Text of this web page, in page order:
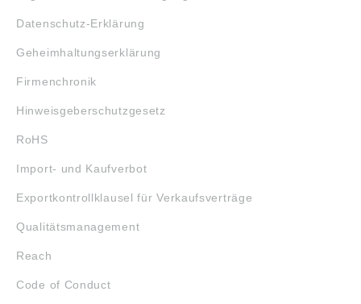
Datenschutz-Erklärung
Geheimhaltungserklärung
Firmenchronik
Hinweisgeberschutzgesetz
RoHS
Import- und Kaufverbot
Exportkontrollklausel für Verkaufsverträge
Qualitätsmanagement
Reach
Code of Conduct